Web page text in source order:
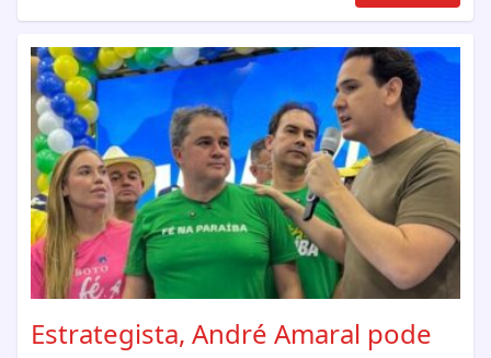
Estrategista, André Amaral pode